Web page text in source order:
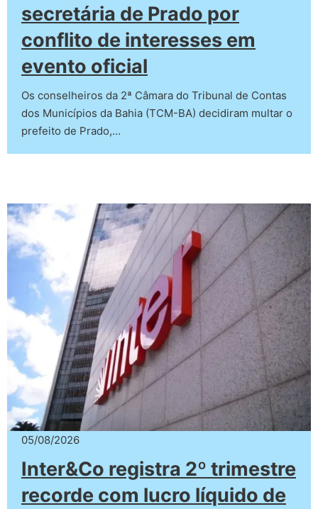
secretária de Prado por
conflito de interesses em
evento oficial
Os conselheiros da 2ª Câmara do Tribunal de Contas
dos Municípios da Bahia (TCM-BA) decidiram multar o
prefeito de Prado,…
05/08/2026
Inter&Co registra 2º trimestre
recorde com lucro líquido de